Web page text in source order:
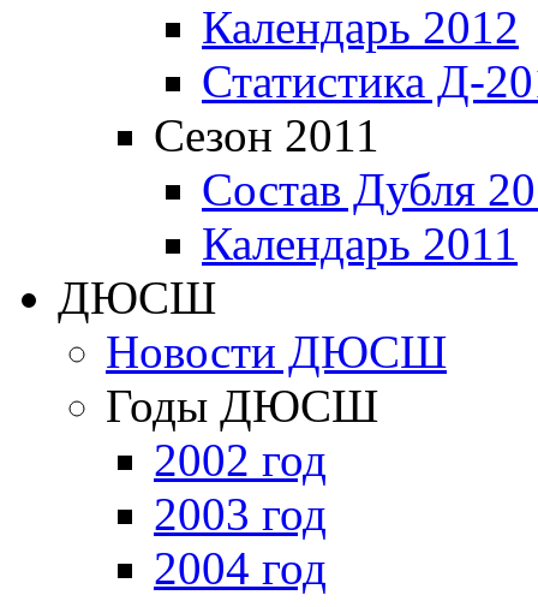
Календарь 2012
Статистика Д-
Сезон 2011
Состав Дубля
Календарь 2011
ДЮСШ
Новости ДЮСШ
Годы ДЮСШ
2002 год
2003 год
2004 год